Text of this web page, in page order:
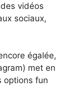
vidéos
sociaux,
égalée,
met en
options fun